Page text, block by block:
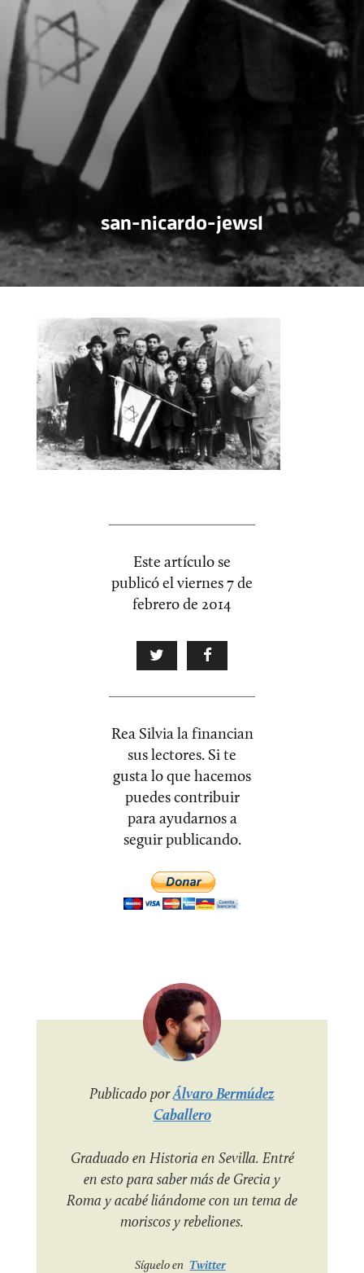
san-nicardo-jews1
Este artículo se
publicó elviernes 7 de
febrero de 2014
Rea Silvia la financian
sus lectores. Si te
gusta lo que hacemos
puedes contribuir
para ayudarnos a
seguir publicando.
Publicado porÁlvaro Bermúdez
Caballero
Graduado en Historia en Sevilla. Entré
en esto para saber más de Grecia y
Roma y acabé liándome con un tema de
moriscos y rebeliones.
Síguelo en Twitter